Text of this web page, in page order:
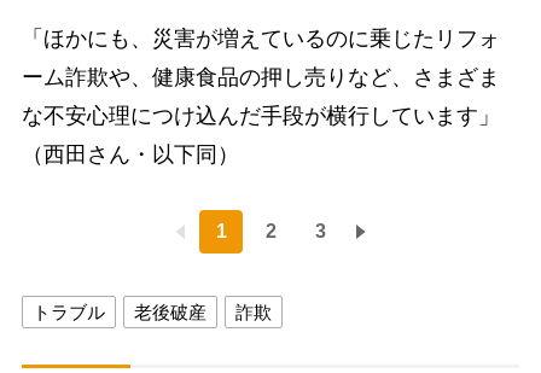
「ほかにも、災害が増えているのに乗じたリフォ
ーム詐欺や、健康食品の押し売りなど、さまざま
な不安心理につけ込んだ手段が横行しています」
（西田さん・以下同）
1 2 3
トラブル 老後破産 詐欺